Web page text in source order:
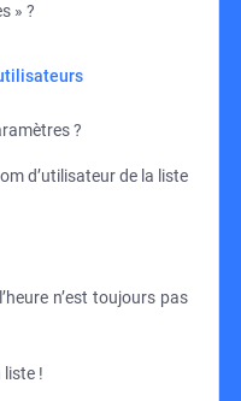
» ?
?
d’utilisateur de la liste
n’est toujours pas
liste !